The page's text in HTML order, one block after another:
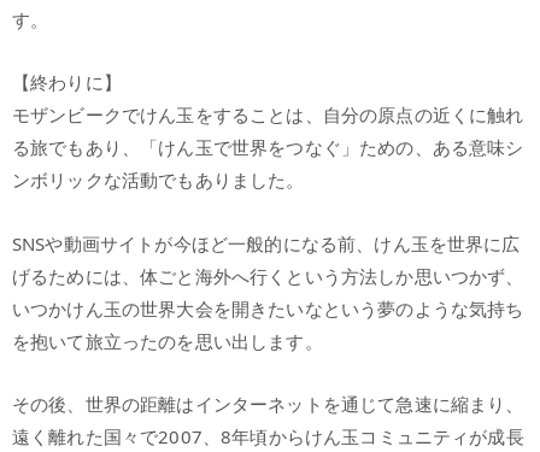
す。
【終わりに】
モザンビークでけん玉をすることは、自分の原点の近くに触れ
る旅でもあり、「けん玉で世界をつなぐ」ための、ある意味シ
ンボリックな活動でもありました。
SNSや動画サイトが今ほど一般的になる前、けん玉を世界に広
げるためには、体ごと海外へ行くという方法しか思いつかず、
いつかけん玉の世界大会を開きたいなという夢のような気持ち
を抱いて旅立ったのを思い出します。
その後、世界の距離はインターネットを通じて急速に縮まり、
遠く離れた国々で2007、8年頃からけん玉コミュニティが成長